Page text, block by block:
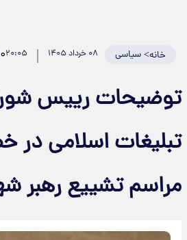
خانه>سیاسی ۰۸ خرداد ۱۴۰۵ ۲۰:۰۵۰
توضیحات رییس
تبلیغات اسلامی
مراسم تشییع رهبر